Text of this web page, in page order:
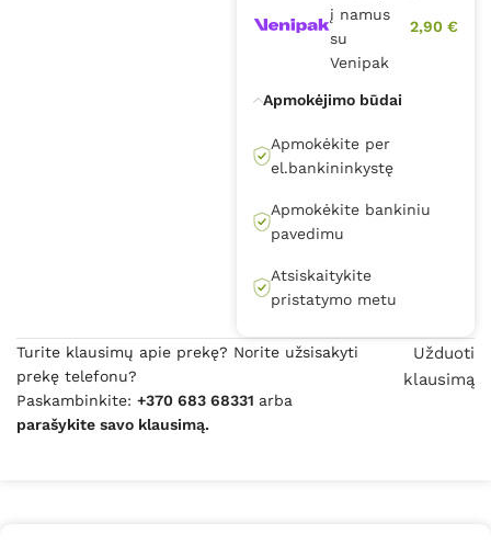
į namus
su
Venipak
2,90 €
Apmokėjimo būdai
Apmokėkite per
el.bankininkystę
Apmokėkite bankiniu
pavedimu
Atsiskaitykite
pristatymo metu
Turite klausimų apie prekę? Norite užsisakyti
prekę telefonu?
Paskambinkite: +370 683 68331 arba
parašykite savo klausimą.
Užduoti
klausimą